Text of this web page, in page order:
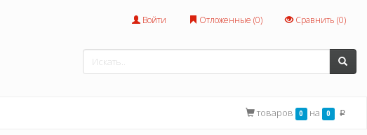
Войти Отложенные (0) Сравнить (0)
товаров 0 на 0 p